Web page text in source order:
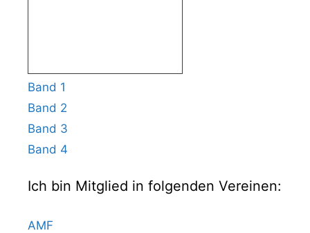
Band 1
Band 2
Band 3
Band 4
Ich bin Mitglied in folgenden Vereinen:
AMF